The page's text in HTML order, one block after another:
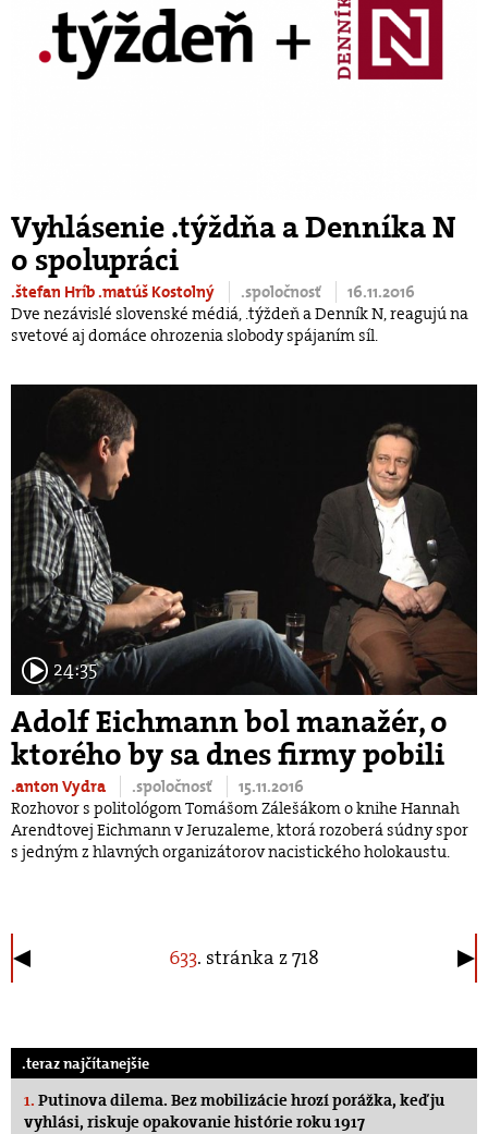
Vyhlásenie .týždňa a Denníka N
o spolupráci
.štefan Hríb.matúš Kostolný .spoločnosť
16.11.2016
Dve nezávislé slovenské médiá, .týždeň a Denník N, reagujú na
svetové aj domáce ohrozenia slobody spájaním síl.
24:35
Adolf Eichmann bol manažér, o
ktorého by sa dnes firmy pobili
.anton Vydra .spoločnosť
15.11.2016
Rozhovor s politológom Tomášom Zálešákom o knihe Hannah
Arendtovej Eichmann v Jeruzaleme, ktorá rozoberá súdny spor
s jedným z hlavných organizátorov nacistického holokaustu.
633. stránka z 718
.teraz najčítanejšie
1. Putinova dilema. Bez mobilizácie hrozí porážka, keď ju
vyhlási, riskuje opakovanie histórie roku 1917